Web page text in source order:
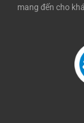
mang đến cho